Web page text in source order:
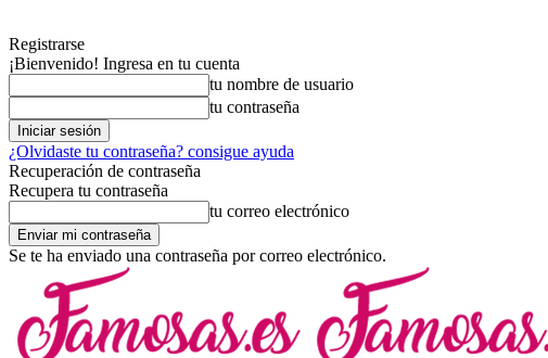
Registrarse
¡Bienvenido! Ingresa en tu cuenta
tu nombre de usuario
tu contraseña
¿Olvidaste tu contraseña? consigue ayuda
Recuperación de contraseña
Recupera tu contraseña
tu correo electrónico
Se te ha enviado una contraseña por correo electrónico.